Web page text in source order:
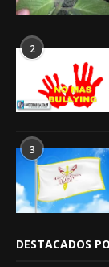
2
3
DESTACADOS